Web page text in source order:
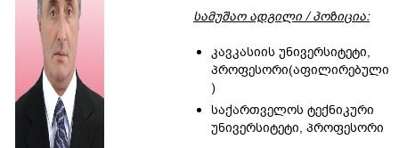
სამუშაო ადგილი / პოზიცია:
კავკასიის უნივერსიტეტი,
პროფესორი(აფილირებული
)
საქართველოს ტექნიკური
უნივერსიტეტი, პროფესორი